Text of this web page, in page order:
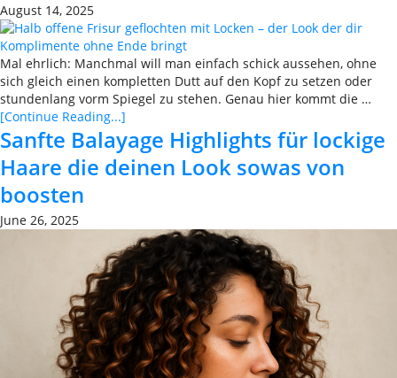
August 14, 2025
Mal ehrlich: Manchmal will man einfach schick aussehen, ohne
sich gleich einen kompletten Dutt auf den Kopf zu setzen oder
stundenlang vorm Spiegel zu stehen. Genau hier kommt die …
[Continue Reading...]
Sanfte Balayage Highlights für lockige
Haare die deinen Look sowas von
boosten
June 26, 2025